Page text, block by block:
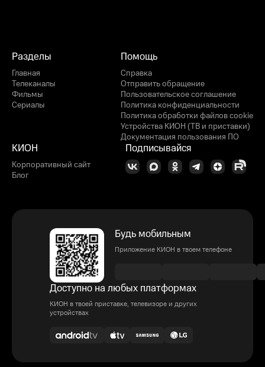
Разделы
Главная
Телеканалы
Фильмы
Сериалы
Помощь
Справка
Отправить обращение
Пользовательское соглашение
Политика конфиденциальности
Политика обработки файлов cookie
Устройства КИОН (ТВ и приставки)
Документация пользования ПО
КИОН
Корпоративный сайт
Блог
Подписывайся
Будь мобильным
Приложение КИОН в твоем телефоне
Доступно на любых платформах
КИОН в твоей приставке, телевизоре и других
устройствах